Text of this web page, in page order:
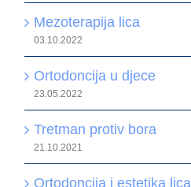
Mezoterapija lica
03.10.2022
Ortodoncija u djece
23.05.2022
Tretman protiv bora
21.10.2021
Ortodoncija i estetika lica